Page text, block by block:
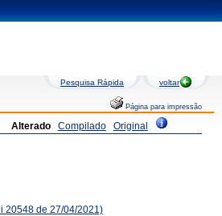
Pesquisa Rápida voltar
Página para impressão
Alterado Compilado Original
20548 de 27/04/2021)